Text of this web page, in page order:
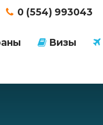
0 (554) 993043
Визы